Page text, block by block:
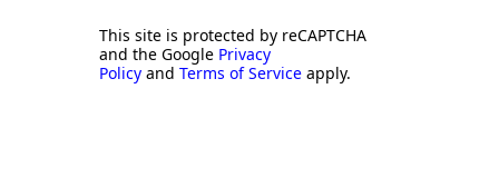
This site is protected by reCAPTCHA
and the Google Privacy
Policy and Terms of Service apply.